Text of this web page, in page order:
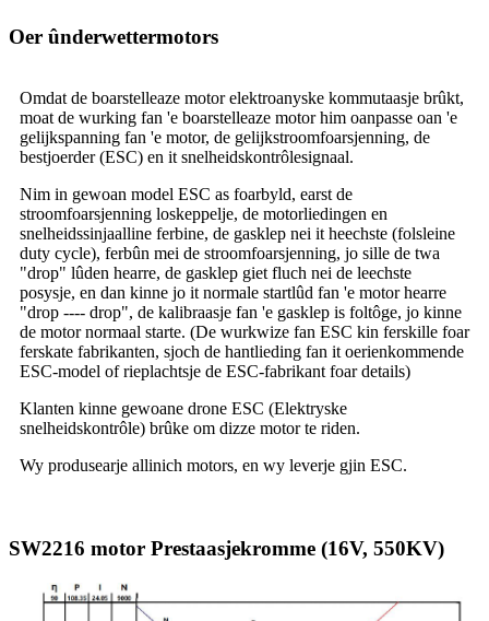
Oer ûnderwettermotors
Omdat de boarstelleaze motor elektroanyske kommutaasje brûkt,
moat de wurking fan 'e boarstelleaze motor him oanpasse oan 'e
gelijkspanning fan 'e motor, de gelijkstroomfoarsjenning, de
bestjoerder (ESC) en it snelheidskontrôlesignaal.
Nim in gewoan model ESC as foarbyld, earst de
stroomfoarsjenning loskeppelje, de motorliedingen en
snelheidssinjaalline ferbine, de gasklep nei it heechste (folsleine
duty cycle), ferbûn mei de stroomfoarsjenning, jo sille de twa
"drop" lûden hearre, de gasklep giet fluch nei de leechste
posysje, en dan kinne jo it normale startlûd fan 'e motor hearre
"drop ---- drop", de kalibraasje fan 'e gasklep is foltôge, jo kinne
de motor normaal starte. (De wurkwize fan ESC kin ferskille foar
ferskate fabrikanten, sjoch de hantlieding fan it oerienkommende
ESC-model of rieplachtsje de ESC-fabrikant foar details)
Klanten kinne gewoane drone ESC (Elektryske
snelheidskontrôle) brûke om dizze motor te riden.
Wy produsearje allinich motors, en wy leverje gjin ESC.
SW2216 motor Prestaasjekromme (16V, 550KV)